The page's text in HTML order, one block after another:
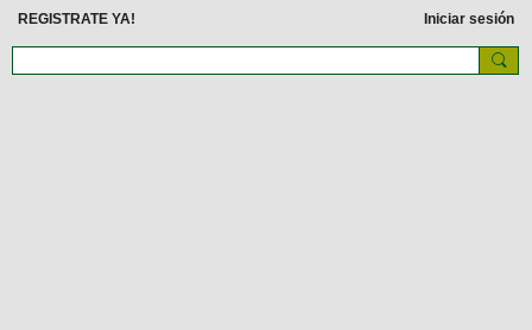
REGISTRATE YA! Iniciar sesión